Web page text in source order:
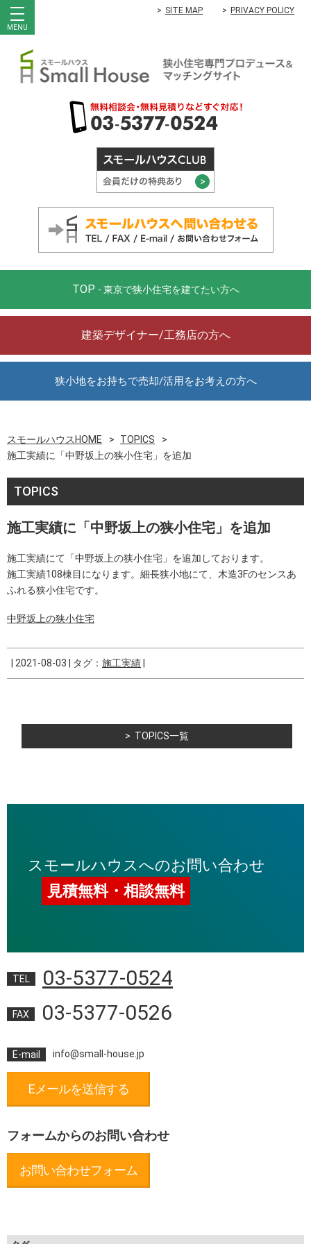
MENU
SITE MAP PRIVACY POLICY
TOP - 東京で狭小住宅を建てたい方へ
建築デザイナー/工務店の方へ
狭小地をお持ちで売却/活用をお考えの方へ
スモールハウスHOME
TOPICS
施工実績に「中野坂上の狭小住宅」を追加
TOPICS
施工実績に「中野坂上の狭小住宅」を追加
施工実績にて「中野坂上の狭小住宅」を追加しております。
施工実績108棟目になります。細長狭小地にて、木造3Fのセンスあ
ふれる狭小住宅です。
中野坂上の狭小住宅
| 2021-08-03 | タグ： 施工実績|
TOPICS一覧
スモールハウスへのお問い合わせ
見積無料・相談無料
TEL 03-5377-0524
FAX 03-5377-0526
E-mail info@small-house.jp
Eメールを送信する
フォームからのお問い合わせ
お問い合わせフォーム